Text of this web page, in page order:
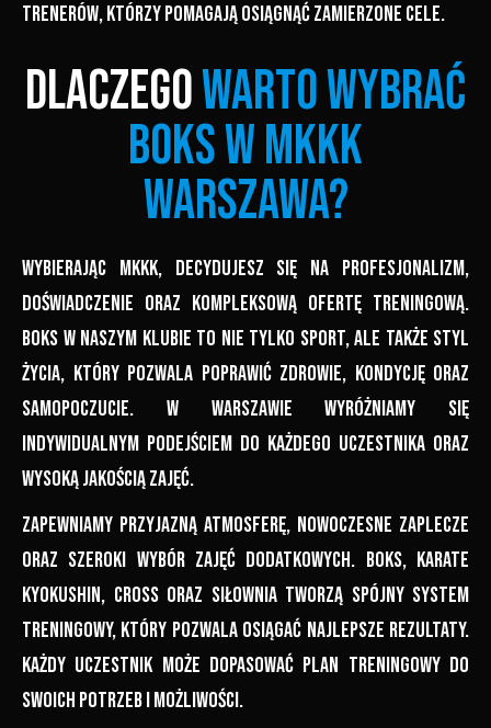
trenerów, którzy pomagają osiągnąć zamierzone cele.
Dlaczegowarto wybrać
boks w MKKK
Warszawa?
Wybierając MKKK, decydujesz się na profesjonalizm,
doświadczenie oraz kompleksową ofertę treningową.
Boks w naszym klubie to nie tylko sport, ale także styl
życia, który pozwala poprawić zdrowie, kondycję oraz
samopoczucie. W Warszawie wyróżniamy się
indywidualnym podejściem do każdego uczestnika oraz
wysoką jakością zajęć.
Zapewniamy przyjazną atmosferę, nowoczesne zaplecze
oraz szeroki wybór zajęć dodatkowych. Boks, karate
Kyokushin, cross oraz siłownia tworzą spójny system
treningowy, który pozwala osiągać najlepsze rezultaty.
Każdy uczestnik może dopasować plan treningowy do
swoich potrzeb i możliwości.